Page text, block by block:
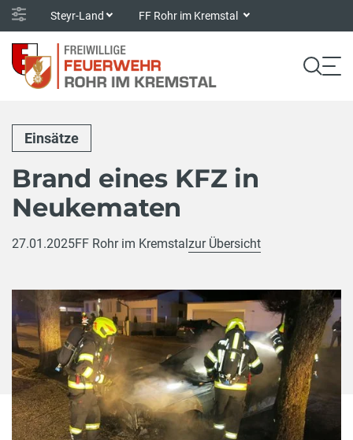
Steyr-Land FF Rohr im Kremstal
Einsätze
Brand eines KFZ in
Neukematen
27.01.2025FF Rohr im Kremstal zur Übersicht